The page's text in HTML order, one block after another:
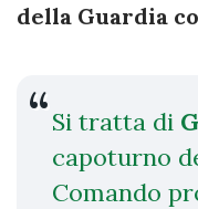
della Guardia
Si tratta di
capoturno
Comando